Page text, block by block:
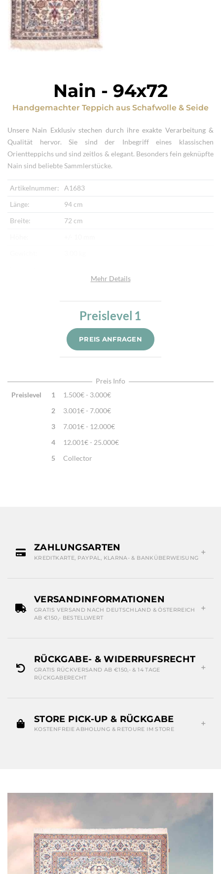
Nain - 94x72
Handgemachter Teppich aus Schafwolle & Seide
Unsere Nain Exklusiv stechen durch ihre exakte Verarbeitung &
Qualität hervor. Sie sind der Inbegriff eines klassischen
Orientteppichs und sind zeitlos & elegant. Besonders fein geknüpfte
Nain sind beliebte Sammlerstücke.
Artikelnummer:
A1683
Länge:
94 cm
Breite:
72 cm
Baumwolle
270.000/m²
Sehr fein per Hand geknüpft
Traditionelle Machart
Mehr Details
Preislevel 1
PREIS ANFRAGEN
Preis Info
Preislevel
1
1.500€ - 3.000€
2
3.001€ - 7.000€
3
7.001€ - 12.000€
4
12.001€ - 25.000€
5
Collector
ZAHLUNGSARTEN
KREDITKARTE, PAYPAL, KLARNA- & BANKÜBERWEISUNG
VERSANDINFORMATIONEN
GRATIS VERSAND NACH DEUTSCHLAND & ÖSTERREICH
AB €150,- BESTELLWERT
RÜCKGABE- & WIDERRUFSRECHT
GRATIS RÜCKVERSAND AB €150,- & 14 TAGE
RÜCKGABERECHT
STORE PICK-UP & RÜCKGABE
KOSTENFREIE ABHOLUNG & RETOURE IM STORE